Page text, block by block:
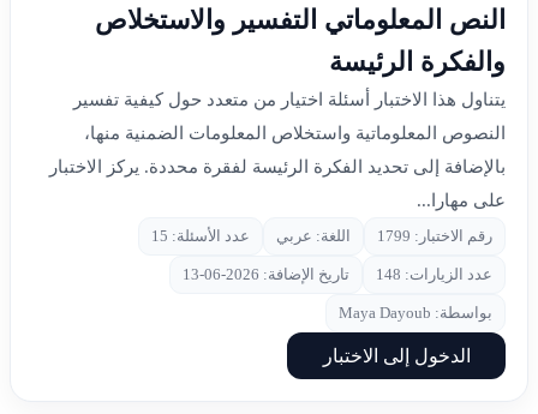
النص المعلوماتي التفسير والاستخلاص
والفكرة الرئيسة
يتناول هذا الاختبار أسئلة اختيار من متعدد حول كيفية تفسير
النصوص المعلوماتية واستخلاص المعلومات الضمنية منها،
بالإضافة إلى تحديد الفكرة الرئيسة لفقرة محددة. يركز الاختبار
على مهارا...
رقم الاختبار: 1799 اللغة: عربي عدد الأسئلة: 15
عدد الزيارات: 148 تاريخ الإضافة: 2026-06-13
بواسطة: Maya Dayoub
الدخول إلى الاختبار